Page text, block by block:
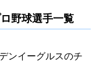
野球選手一覧
ンイーグルスのチ